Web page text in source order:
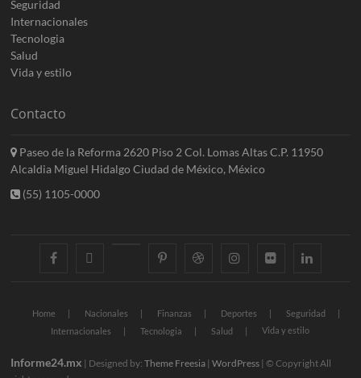
Seguridad
Internacionales
Tecnologia
Salud
Vida y estilo
Contacto
Paseo de la Reforma 2620 Piso 2 Col. Lomas Altas C.P. 11950
Alcaldia Miguel Hidalgo Ciudad de México, México
(55) 1105-0000
facebook googlepluspinterestdribbble instagramflickr linkedin
Home Nacionales Finanzas Deportes
Seguridad
Internacionales
Tecnologia Salud Vida y estilo
Informe24.mx | Designed by:Theme Freesia |WordPress | © Copyright All